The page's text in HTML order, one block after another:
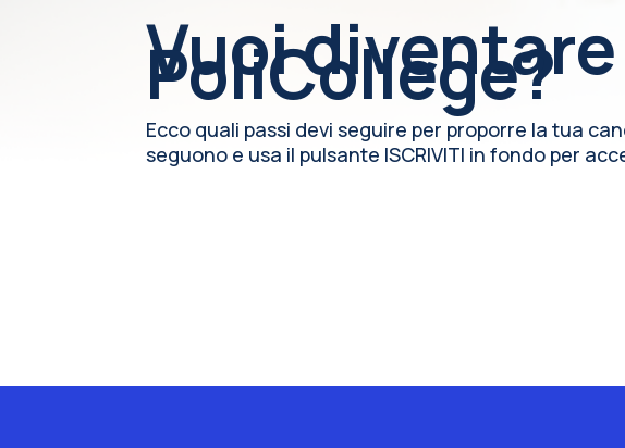
Vuoi
PoliCollege?
Ecco quali passi devi seguire per proporre la tua
seguono e usa il pulsante ISCRIVITI in fondo per